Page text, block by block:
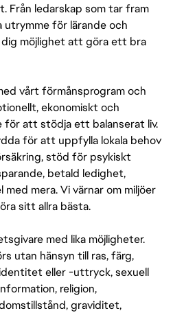
Från ledarskap som tar fram
för lärande och
möjlighet att göra ett bra
vårt förmånsprogram och
ekonomiskt och
för att stödja ett balanserat liv.
för att uppfylla lokala behov
stöd för psykiskt
betald ledighet,
mera. Vi värnar om miljöer
sitt allra bästa.
med lika möjligheter.
utan hänsyn till ras, färg,
eller -uttryck, sexuell
religion,
graviditet,